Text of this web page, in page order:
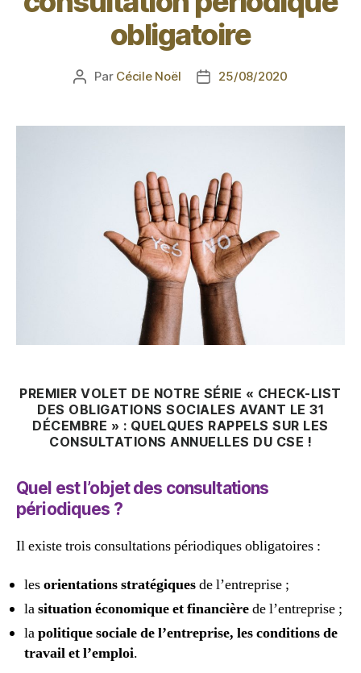
obligatoire
Par Cécile Noël 25/08/2020
PREMIER VOLET DE NOTRE SÉRIE « CHECK-LIST
DES OBLIGATIONS SOCIALES AVANT LE 31
DÉCEMBRE » : QUELQUES RAPPELS SUR LES
CONSULTATIONS ANNUELLES DU CSE !
Quel est l’objet des consultations
périodiques ?
Il existe trois consultations périodiques obligatoires :
lesorientations stratégiquesde l’entreprise ;
lasituation économique et financièrede l’entreprise ;
lapolitique sociale de l’entreprise, les conditions de
travail et l’emploi.